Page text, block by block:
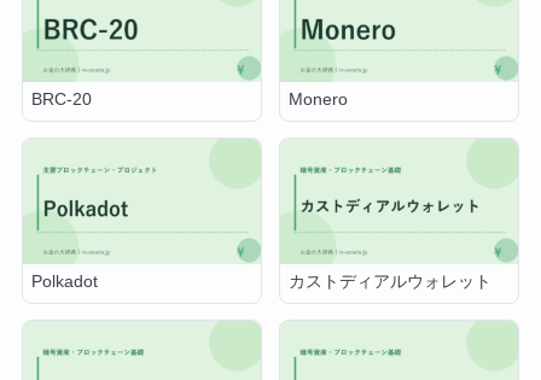
BRC-20 Monero
Polkadot カストディアルウォレット